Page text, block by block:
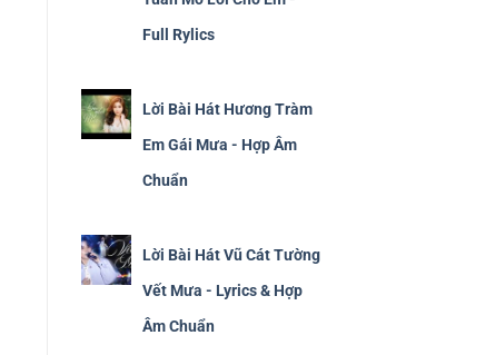
Full Rylics
Lời Bài Hát Hương Tràm
Em Gái Mưa - Hợp Âm
Chuẩn
Lời Bài Hát Vũ Cát Tường
Vết Mưa - Lyrics & Hợp
Âm Chuẩn